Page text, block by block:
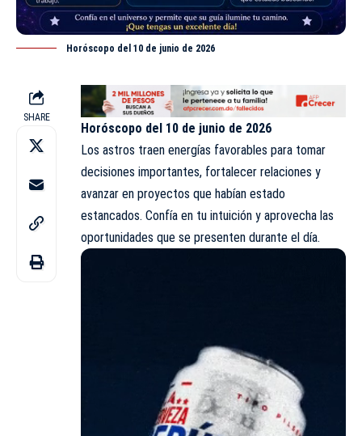
Horóscopo del 10 de junio de 2026
SHARE
Horóscopo del 10 de junio de 2026
Los astros traen energías favorables para tomar
decisiones importantes, fortalecer relaciones y
avanzar en proyectos que habían estado
estancados. Confía en tu intuición y aprovecha las
oportunidades que se presenten durante el día.